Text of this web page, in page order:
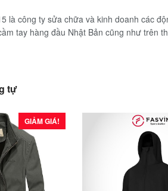
là công ty sửa chữa và kinh doanh các
tay hàng đầu Nhật Bản cũng như trên
tự
GIẢM GIÁ!